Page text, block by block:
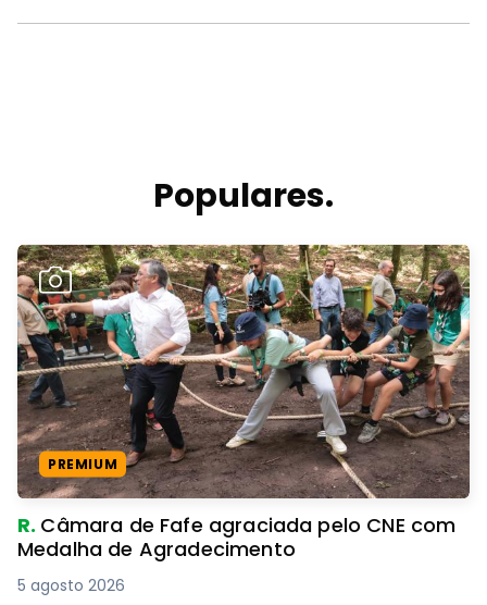
Populares.
PREMIUM
R. Câmara de Fafe agraciada pelo CNE com
Medalha de Agradecimento
5 agosto 2026